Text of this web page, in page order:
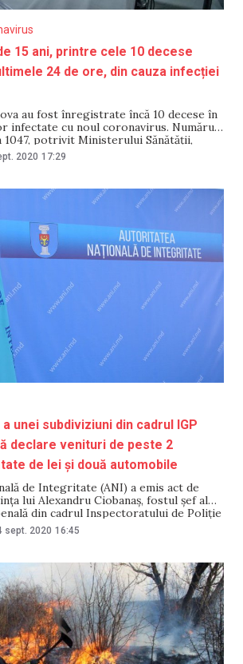
15 ani, printre cele 10 decese
24 de ore, din cauza infecției
au fost înregistrate încă 10 decese în
infectate cu noul coronavirus. Numărul
potrivit Ministerului Sănătății,
Sociale. Deces 1038: Femeie de 69 ani,
internată la Institutul de Medicină
2020 17:29
unei subdiviziuni din cadrul IGP
declare venituri de peste 2
de lei și două automobile
de Integritate (ANI) a emis act de
lui Alexandru Ciobanaș, fostul șef al
din cadrul Inspectoratului de Poliție
de integritate a stabilit că subiectul a
al declarării averii și intereselor
sept. 2020 16:45